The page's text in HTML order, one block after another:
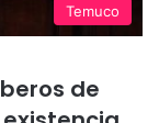
Temuco
de